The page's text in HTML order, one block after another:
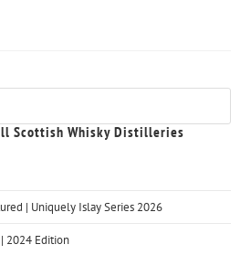
Scottish Whisky Distilleries
| Uniquely Islay Series 2026
2024 Edition